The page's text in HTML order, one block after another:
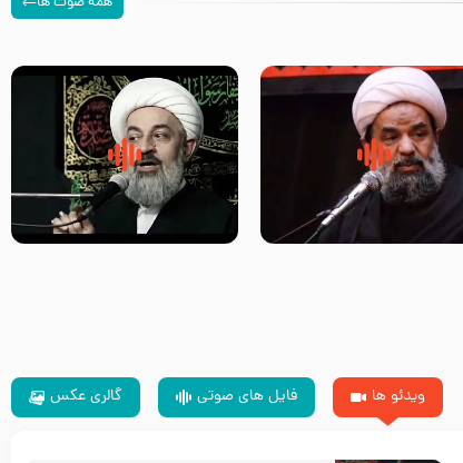
سلام جوانی که امام حسین علیه
السلام خودش جوابش را دادند
زیارتی که اسباب رزق زیاد و عمر
طولانی است حجت السلام حسین
ویدئو ها فایل های صوتی گالری عکس